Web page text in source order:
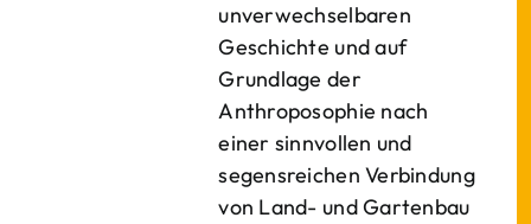
unverwechselbaren
Geschichte und auf
Grundlage der
Anthroposophie nach
einer sinnvollen und
segensreichen Verbindung
von Land- und Gartenbau